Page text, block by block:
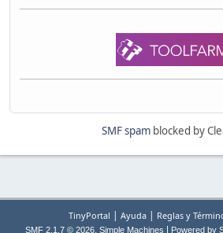
SMF spamblocked by
TinyPortal | Ayuda | Reglas y
SMF 2.1.7 © 2026, Simple Machines Powered by